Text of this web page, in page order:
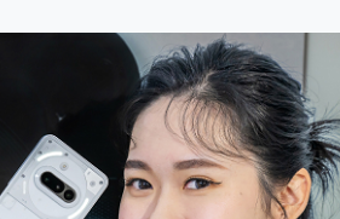
Claw A1M-026TW 電競掌機 開箱
的隱磁支架 O-ONE MAG 最會吸的行
上市，登錄在送飛利浦氣炸鍋
Max，有螢幕的耳機會是智商稅嗎?
愛奇藝黃金雙周卡體驗，專案價最低
Edition 限量版開賣，攜手味全龍